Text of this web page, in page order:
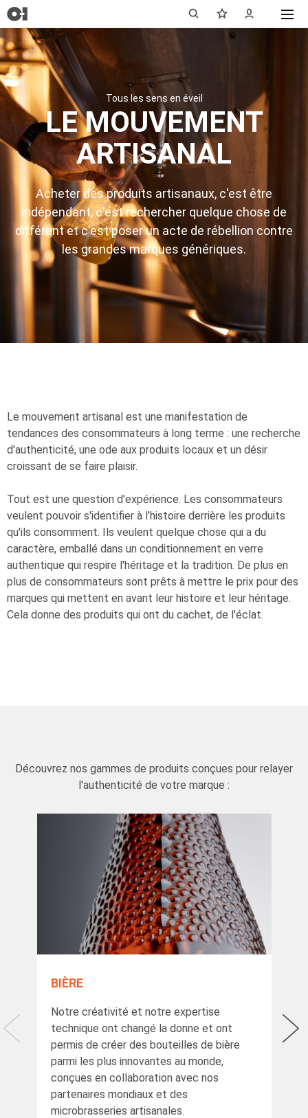
Tous les sens en éveil
LE MOUVEMENT
ARTISANAL
Acheter des produits artisanaux, c'est être
indépendant, c'est rechercher quelque chose de
différent et c'est poser un acte de rébellion contre
les grandes marques génériques.
Le mouvement artisanal est une manifestation de
tendances des consommateurs à long terme : une recherche
d'authenticité, une ode aux produits locaux et un désir
croissant de se faire plaisir.
Tout est une question d'expérience. Les consommateurs
veulent pouvoir s'identifier à l'histoire derrière les produits
qu'ils consomment. Ils veulent quelque chose qui a du
caractère, emballé dans un conditionnement en verre
authentique qui respire l'héritage et la tradition. De plus en
plus de consommateurs sont prêts à mettre le prix pour des
marques qui mettent en avant leur histoire et leur héritage.
Cela donne des produits qui ont du cachet, de l'éclat.
Découvrez nos gammes de produits conçues pour relayer
l'authenticité de votre marque :
BIÈRE
Notre créativité et notre expertise
technique ont changé la donne et ont
permis de créer des bouteilles de bière
parmi les plus innovantes au monde,
conçues en collaboration avec nos
partenaires mondiaux et des
microbrasseries artisanales.
un